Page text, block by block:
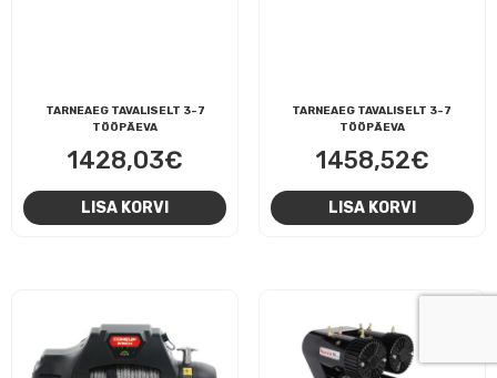
TARNEAEG TAVALISELT 3-7
TÖÖPÄEVA
1428,03€
LISA KORVI
TARNEAEG TAVALISELT 3-7
TÖÖPÄEVA
1458,52€
LISA KORVI